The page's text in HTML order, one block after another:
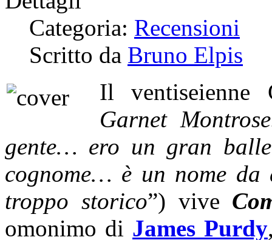
Categoria: Recensioni
Scritto da Bruno Elpis
Il ventiseienne
Garnet
gente… ero un gran
cognome… è un nome da
troppo storico”) vive
omonimo di James Purdy